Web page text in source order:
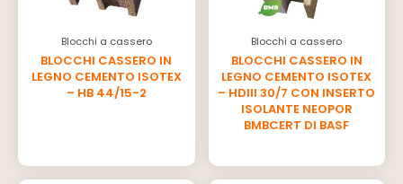
Blocchi a cassero
BLOCCHI CASSERO IN
LEGNO CEMENTO ISOTEX
– HB 44/15-2
Blocchi a cassero
BLOCCHI CASSERO IN
LEGNO CEMENTO ISOTEX
– HDIII 30/7 CON INSERTO
ISOLANTE NEOPOR
BMBCERT DI BASF